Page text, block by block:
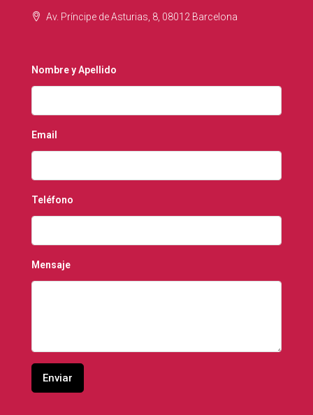
Av. Príncipe de Asturias, 8, 08012 Barcelona
Nombre y Apellido
Email
Teléfono
Mensaje